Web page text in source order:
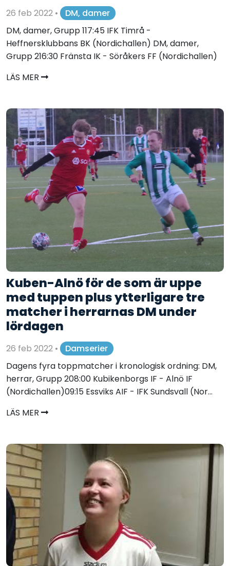
26 feb 2022 •
DM, damer
DM, damer, Grupp 117:45 IFK Timrå -
Heffnersklubbans BK (Nordichallen) DM, damer,
Grupp 216:30 Fränsta IK - Söråkers FF (Nordichallen)
LÄS MER
Kuben-Alnö för de som är uppe
med tuppen plus ytterligare tre
matcher i herrarnas DM under
lördagen
26 feb 2022 •
Damserier
Dagens fyra toppmatcher i kronologisk ordning: DM,
herrar, Grupp 208:00 Kubikenborgs IF - Alnö IF
(Nordichallen)09:15 Essviks AIF - IFK Sundsvall (Nor...
LÄS MER